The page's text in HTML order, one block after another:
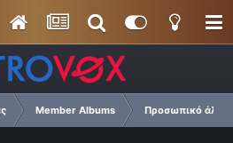
Member Albums Προσωπικό